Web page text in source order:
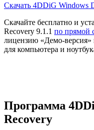
Скачать 4DDiG Windows
Скачайте бесплатно и
Recovery 9.1.1 по прямой
лицензию «Демо-версия»
для компьютера и
Программа
Recovery